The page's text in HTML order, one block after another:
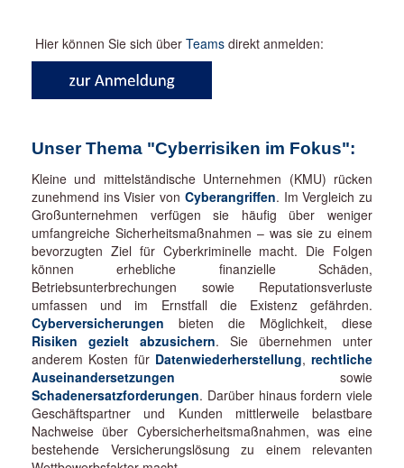
Hier können Sie sich über Teams direkt anmelden:
Unser Thema "Cyberrisiken im Fokus":
Kleine und mittelständische Unternehmen (KMU) rücken
zunehmend ins Visier von Cyberangriffen. Im Vergleich zu
Großunternehmen verfügen sie häufig über weniger
umfangreiche Sicherheitsmaßnahmen – was sie zu einem
bevorzugten Ziel für Cyberkriminelle macht. Die Folgen
können erhebliche finanzielle Schäden,
Betriebsunterbrechungen sowie Reputationsverluste
umfassen und im Ernstfall die Existenz gefährden.
Cyberversicherungen
bieten die Möglichkeit, diese
Risiken gezielt abzusichern. Sie übernehmen unter
anderem Kosten für Datenwiederherstellung, rechtliche
Auseinandersetzungen sowie
Schadenersatzforderungen. Darüber hinaus fordern viele
Geschäftspartner und Kunden mittlerweile belastbare
Nachweise über Cybersicherheitsmaßnahmen, was eine
bestehende Versicherungslösung zu einem relevanten